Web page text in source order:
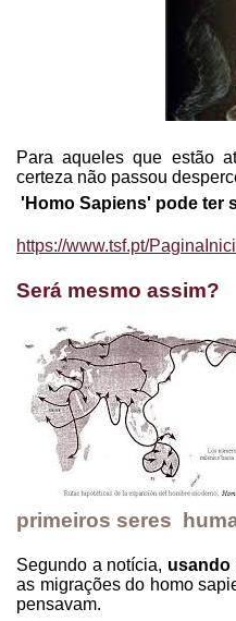
Para aqueles que estão
certeza não passou
'Homo Sapiens' pode ter
https://www.tsf.pt/
Será mesmo assim?
primeiros seres
Segundo a notícia, usando
as migrações do homo
pensavam.